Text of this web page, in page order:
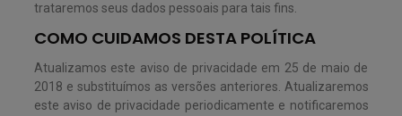
trataremos seus dados pessoais para tais fins.
COMO CUIDAMOS DESTA POLÍTICA
Atualizamos este aviso de privacidade em 25 de maio de
2018 e substituímos as versões anteriores. Atualizaremos
este aviso de privacidade periodicamente e notificaremos